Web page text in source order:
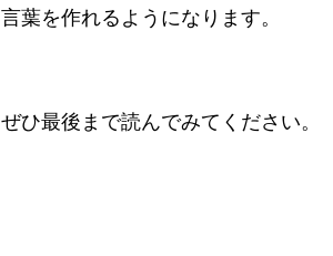
言葉を作れるようになります。
ぜひ最後まで読んでみてください。